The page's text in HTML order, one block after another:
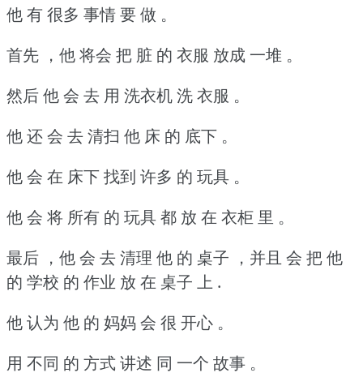
他 有 很多 事情 要 做 。
首先 ，他 将会 把 脏 的 衣服 放成 一堆 。
然后 他 会 去 用 洗衣机 洗 衣服 。
他 还 会 去 清扫 他 床 的 底下 。
他 会 在 床下 找到 许多 的 玩具 。
他 会 将 所有 的 玩具 都 放 在 衣柜 里 。
最后 ，他 会 去 清理 他 的 桌子 ，并且 会 把 他
的 学校 的 作业 放 在 桌子 上 .
他 认为 他 的 妈妈 会 很 开心 。
用 不同 的 方式 讲述 同 一个 故事 。